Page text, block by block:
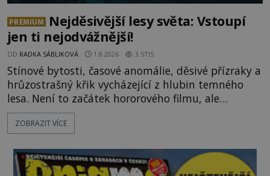
PREMIUM
Nejděsivější lesy světa: Vstoupí
jen ti nejodvážnější!
OD RADKA SÁBLIKOVÁ 1.8.2026 3.5TIS
Stínové bytosti, časové anomálie, děsivé přízraky a
hrůzostrašný křik vycházející z hlubin temného
lesa. Není to začátek hororového filmu, ale
události, které popisují návštěvníci lesů, které jsou
označovány jako nejděsivější na světě. Lidé bydlící
vyhýbají! Už jste o těchto lesích slyšeli? A odvážili
byste se je navštívit? [gallery ids="17
ZOBRAZIT VÍCE